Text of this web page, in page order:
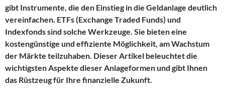
gibt Instrumente, die den Einstieg in die Geldanlage deutlich
vereinfachen. ETFs (Exchange Traded Funds) und
Indexfonds sind solche Werkzeuge. Sie bieten eine
kostengünstige und effiziente Möglichkeit, am Wachstum
der Märkte teilzuhaben. Dieser Artikel beleuchtet die
wichtigsten Aspekte dieser Anlageformen und gibt Ihnen
das Rüstzeug für Ihre finanzielle Zukunft.